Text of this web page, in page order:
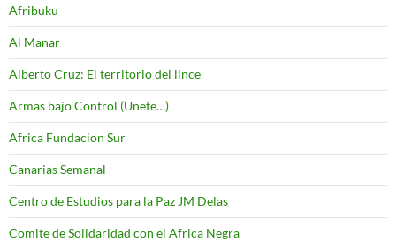
Afribuku
Al Manar
Alberto Cruz: El territorio del lince
Armas bajo Control (Unete…)
Africa Fundacion Sur
Canarias Semanal
Centro de Estudios para la Paz JM Delas
Comite de Solidaridad con el Africa Negra